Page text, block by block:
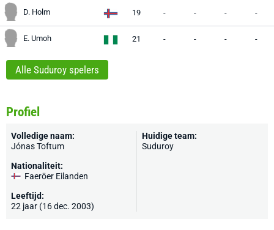
D. Holm 19 - - - -
E. Umoh 21 - - - -
Alle Suduroy spelers
Profiel
Volledige naam:
Jónas Toftum
Nationaliteit:
Faeröer Eilanden
Leeftijd:
22 jaar (16 dec. 2003)
Huidige team:
Suduroy